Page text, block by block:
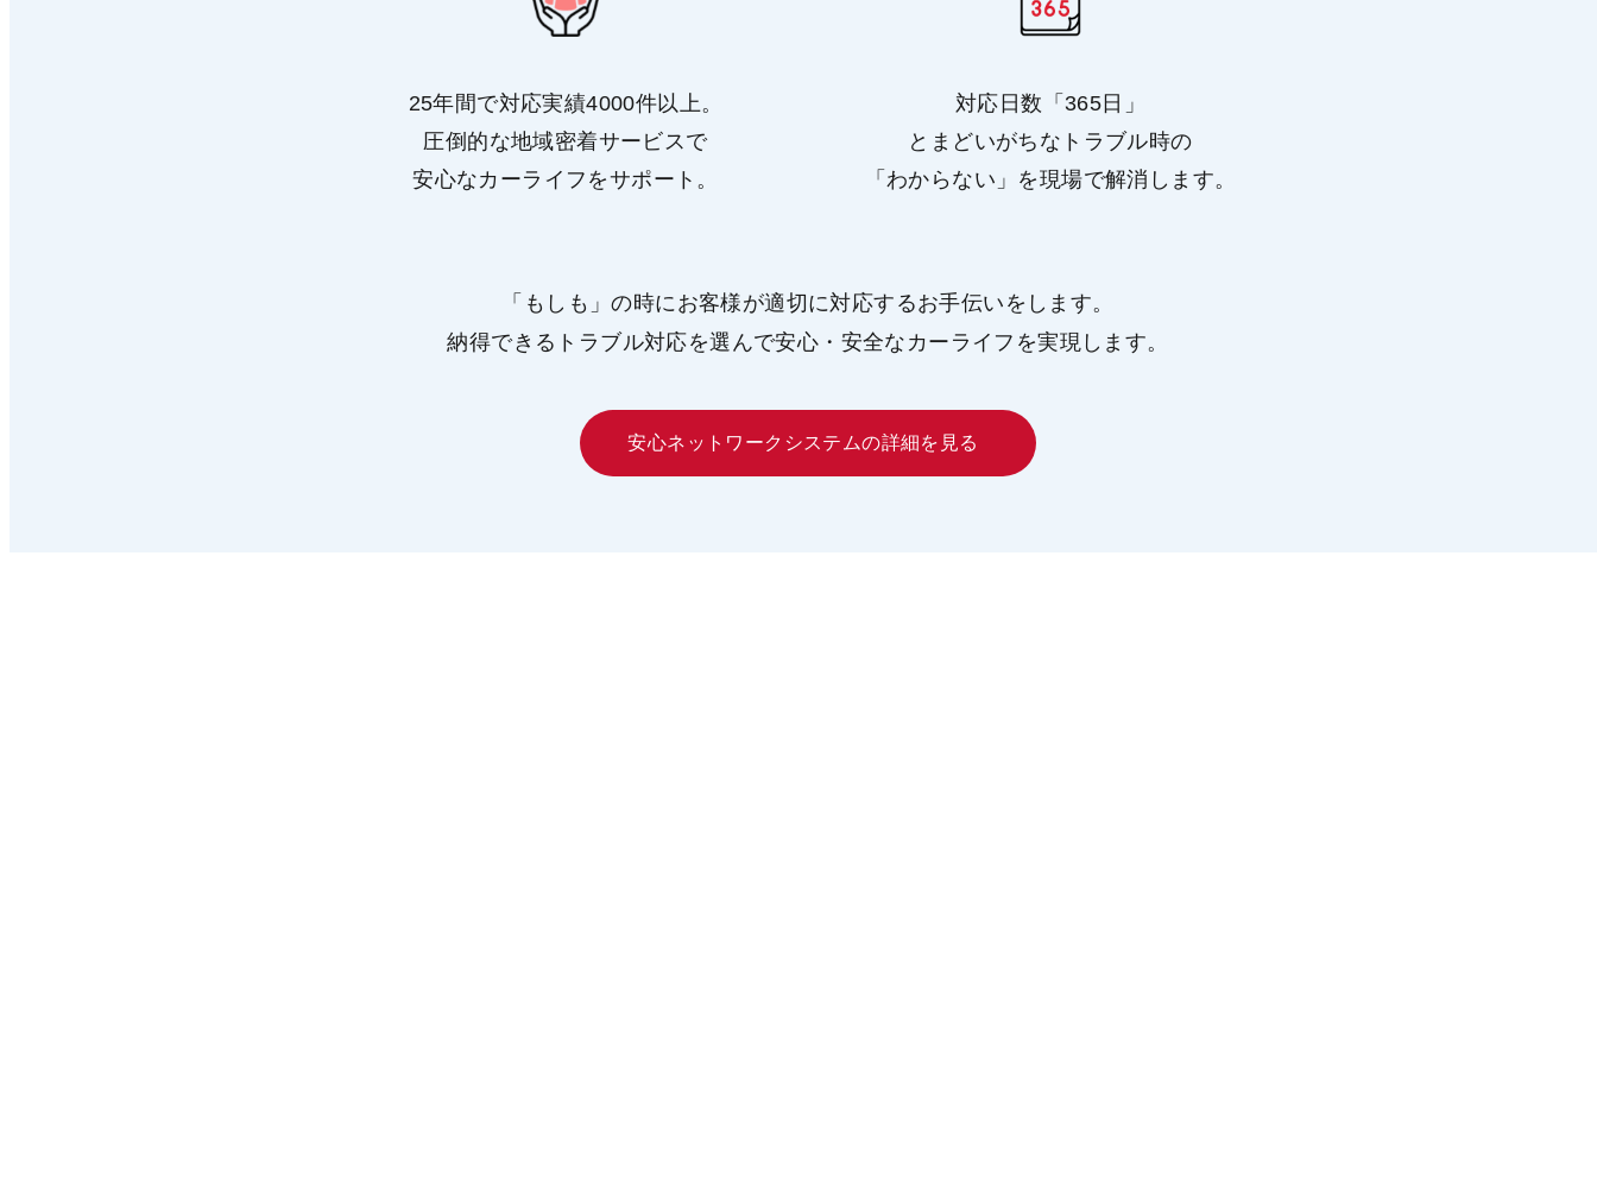
25年間で対応実績4000件以上。
圧倒的な地域密着サービスで
安心なカーライフをサポート。
対応日数「365日」
とまどいがちなトラブル時の
「わからない」を現場で解消します。
「もしも」の時にお客様が適切に対応するお手伝いをします。
納得できるトラブル対応を選んで安心・安全なカーライフを実現します。
安心ネットワークシステムの詳細を見る